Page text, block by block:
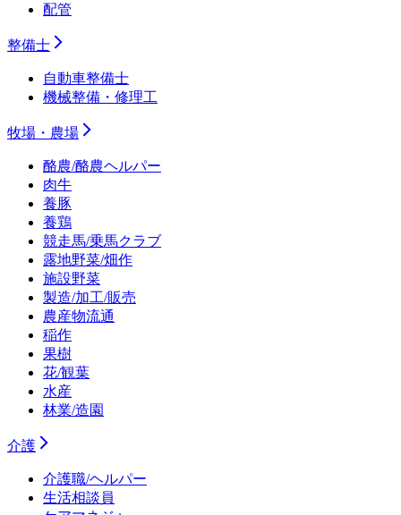
配管
整備士
自動車整備士
機械整備・修理工
牧場・農場
酪農/酪農ヘルパー
肉牛
養豚
養鶏
競走馬/乗馬クラブ
露地野菜/畑作
施設野菜
製造/加工/販売
農産物流通
稲作
果樹
花/観葉
水産
林業/造園
介護
介護職/ヘルパー
生活相談員